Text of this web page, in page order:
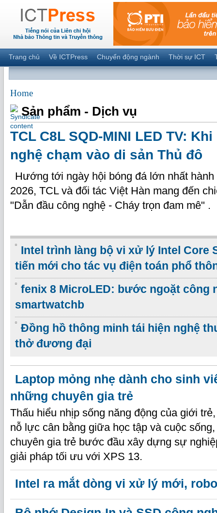
Trang chủ Về ICTPress Chuyển động ngành Thời sự ICT
Home
Sản phẩm - Dịch vụ
TCL C8L SQD-MINI LED TV:
nghệ chạm vào di sản Thủ đô
Hướng tới ngày hội bóng đá lớn nhất
2026, TCL và đối tác Việt Hàn mang đến
"Dẫn đầu công nghệ - Cháy trọn đam mê" .
Intel trình làng bộ vi xử lý Intel Core
tiến mới cho tác vụ điện toán phổ
fenix 8 MicroLED: bước ngoặt công
smartwatchb
Đồng hồ thông minh tái hiện nghệ
thở đương đại
Laptop mỏng nhẹ dành cho sinh
những chuyên gia trẻ
Thấu hiểu nhịp sống năng động của giới
nỗ lực cân bằng giữa học tập và cuộc
chuyên gia trẻ bước đầu xây dựng sự
giải pháp tối ưu với XPS 13.
Intel ra mắt dòng vi xử lý mới,